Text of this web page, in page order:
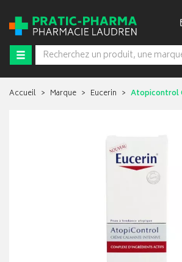
Accueil Marque Eucerin Atopicontrol